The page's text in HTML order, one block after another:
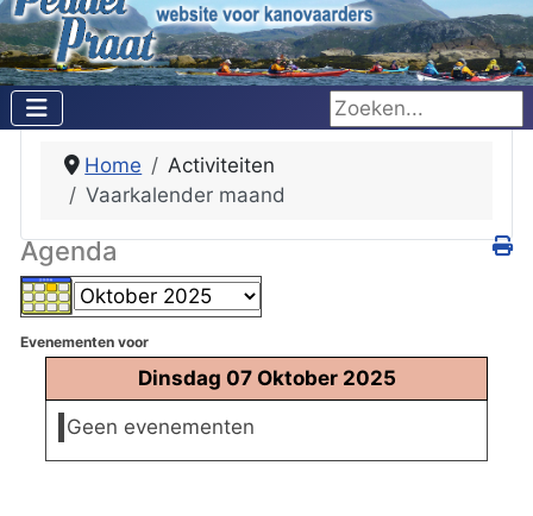
Zoeken...
Home
Activiteiten
Vaarkalender maand
Agenda
Evenementen voor
Dinsdag 07 Oktober 2025
Geen evenementen